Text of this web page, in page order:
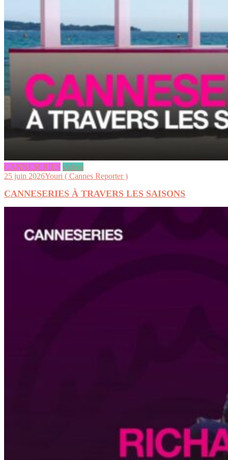
CANNESERIES videos
25 juin 2026Youri ( Cannes Reporter )
CANNESERIES À TRAVERS LES SAISONS